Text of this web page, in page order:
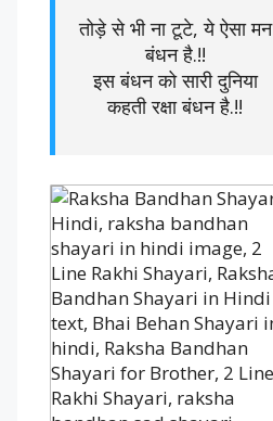
तोड़े से भी ना टूटे, ये ऐसा मन
बंधन है.!!
इस बंधन को सारी दुनिया
कहती रक्षा बंधन है.!!